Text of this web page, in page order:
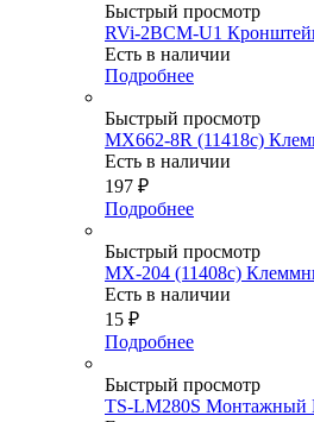
Быстрый просмотр
RVi-2BCM-U1
Есть в наличии
Подробнее
Быстрый просмотр
MX662-8R (11418c)
Есть в наличии
197 ₽
Подробнее
Быстрый просмотр
MX-204 (11408c)
Есть в наличии
15 ₽
Подробнее
Быстрый просмотр
TS-LM280S Монтажный